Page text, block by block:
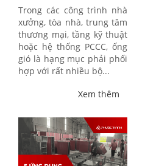
Trong các công trình nhà
xưởng, tòa nhà, trung tâm
thương mại, tầng kỹ thuật
hoặc hệ thống PCCC, ống
gió là hạng mục phải phối
hợp với rất nhiều bộ...
Xem thêm